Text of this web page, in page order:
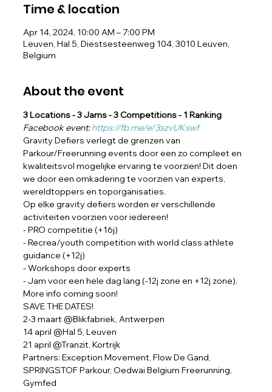
Time & location
Apr 14, 2024, 10:00 AM – 7:00 PM
Leuven, Hal 5, Diestsesteenweg 104, 3010 Leuven,
Belgium
About the event
3 Locations - 3 Jams - 3 Competitions - 1 Ranking
Facebook event: https://fb.me/e/3szvUKswf
Gravity Defiers verlegt de grenzen van
Parkour/Freerunning events door een zo compleet en
kwaliteitsvol mogelijke ervaring te voorzien! Dit doen
we door een omkadering te voorzien van experts,
wereldtoppers en toporganisaties.
Op elke gravity defiers worden er verschillende
activiteiten voorzien voor iedereen!
- PRO competitie (+16j)
- Recrea/youth competition with world class athlete
guidance (+12j)
- Workshops door experts
- Jam voor een hele dag lang (-12j zone en +12j zone).
More info coming soon!
SAVE THE DATES!
2-3 maart @Blikfabriek, Antwerpen
14 april @Hal 5, Leuven
21 april @Tranzit, Kortrijk
Partners: Exception Movement, Flow De Gand,
SPRINGSTOF Parkour, Oedwai Belgium Freerunning,
Gymfed